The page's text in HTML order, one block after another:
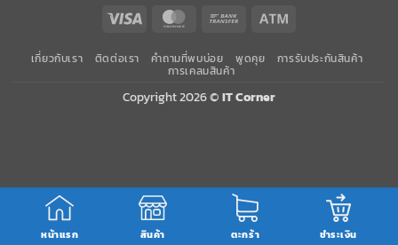
หน้าแรก สินค้า ตะกร้า ชำระเงิน
Visa MasterCard Bank
เกี่ยวกับเรา ติดต่อเรา คำถามที่พบบ่อย พูดคุย การรับประกันสินค้า
การเคลมสินค้า
Copyright 2026 ©IT Corner